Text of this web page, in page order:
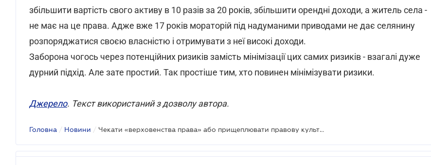
збільшити вартість свого активу в 10 разів за 20 років, збільшити орендні доходи, а житель села -
не має на це права. Адже вже 17 років мораторій під надуманими приводами не дає селянину
розпоряджатися своєю власністю і отримувати з неї високі доходи.
Заборона чогось через потенційних ризиків замість мінімізації цих самих ризиків - взагалі дуже
дурний підхід. Але зате простий. Так простіше тим, хто повинен мінімізувати ризики.
Джерело. Текст використаний з дозволу автора.
Головна / Новини / Чекати «верховенства права» або прищеплювати правову культуру?